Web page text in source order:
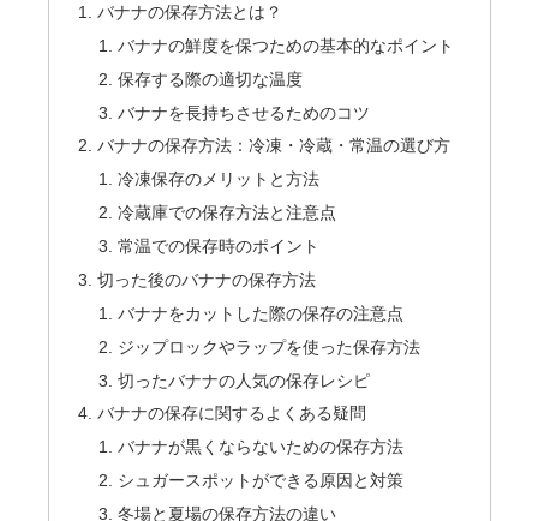
バナナの保存方法とは？
バナナの鮮度を保つための基本的なポイント
保存する際の適切な温度
バナナを長持ちさせるためのコツ
バナナの保存方法：冷凍・冷蔵・常温の選び方
冷凍保存のメリットと方法
冷蔵庫での保存方法と注意点
常温での保存時のポイント
切った後のバナナの保存方法
バナナをカットした際の保存の注意点
ジップロックやラップを使った保存方法
切ったバナナの人気の保存レシピ
バナナの保存に関するよくある疑問
バナナが黒くならないための保存方法
シュガースポットができる原因と対策
冬場と夏場の保存方法の違い